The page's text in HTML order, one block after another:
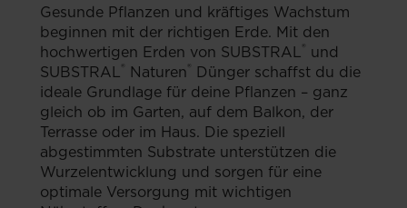
Gesunde Pflanzen und kräftiges Wachstum
beginnen mit der richtigen Erde. Mit den
hochwertigen Erden von SUBSTRAL® und
SUBSTRAL® Naturen® Dünger schaffst du die
ideale Grundlage für deine Pflanzen – ganz
gleich ob im Garten, auf dem Balkon, der
Terrasse oder im Haus. Die speziell
abgestimmten Substrate unterstützen die
Wurzelentwicklung und sorgen für eine
optimale Versorgung mit wichtigen